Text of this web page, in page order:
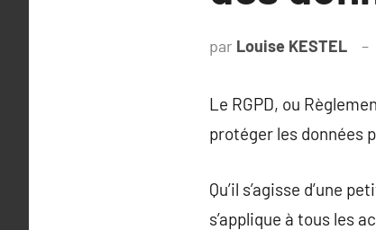
par Louise KESTEL
Le RGPD, ou
protéger les données
Qu’il s’agisse d’une
s’applique à tous les